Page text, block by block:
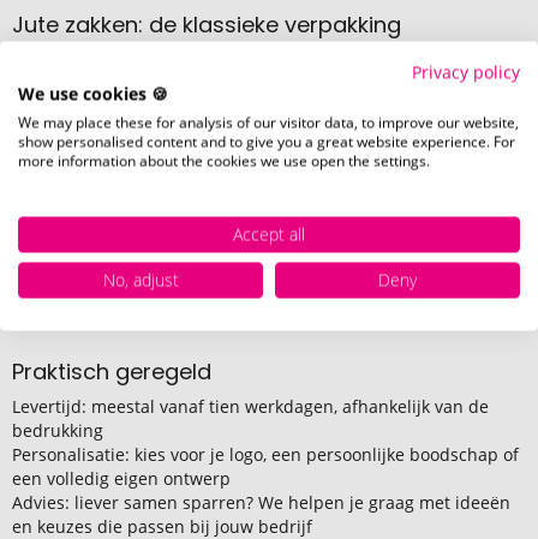
Jute zakken: de klassieke verpakking
Traditionele jute zakken brengen direct de juiste sfeer. Bedruk
ze met je logo of een persoonlijke boodschap en vul ze met
pepernoten, kleine gadgets of seizoensproducten. Het
eindresultaat is zo’n cadeau waar mensen écht even stil van
worden. Warm, een tikkeltje nostalgisch, herkenbaar uit de
zoekt voor je eigen team, of juist honderden pakketten wilt
versturen naar klanten en relaties, bij Promostore maken we
het makkelijk. Geen gedoe, geen omwegen. Je vertelt wat je
voor ogen hebt, wij denken mee en zorgen dat het klopt tot in
Praktisch geregeld
Levertijd: meestal vanaf tien werkdagen, afhankelijk van de
bedrukking
Personalisatie: kies voor je logo, een persoonlijke boodschap of
een volledig eigen ontwerp
Advies: liever samen sparren? We helpen je graag met ideeën
en keuzes die passen bij jouw bedrijf
Privacy policy
We use cookies 🍪
We may place these for analysis of our visitor data, to improve our website,
show personalised content and to give you a great website experience. For
more information about the cookies we use open the settings.
Accept all
No, adjust
Deny